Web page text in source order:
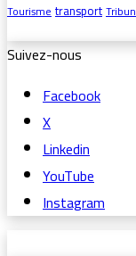
Tourismetransport
Suivez-nous
Facebook
X
Linkedin
YouTube
Instagram